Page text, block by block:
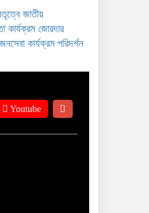
জাতীয়
কার্যক্রম জোরদার
কার্যক্রম পরিদর্শন
Youtube